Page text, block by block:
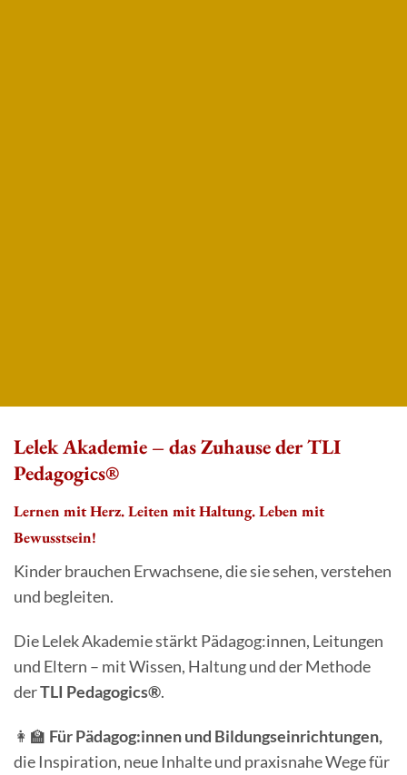
Lelek Akademie – das Zuhause der TLI
Pedagogics®
Lernen mit Herz. Leiten mit Haltung. Leben mit
Bewusstsein!
Kinder brauchen Erwachsene, die sie sehen, verstehen
und begleiten.
Die Lelek Akademie stärkt Pädagog:innen, Leitungen
und Eltern – mit Wissen, Haltung und der Methode
derTLI Pedagogics®.
👩‍🏫 Für Pädagog:innen und Bildungseinrichtungen,
die Inspiration, neue Inhalte und praxisnahe Wege für